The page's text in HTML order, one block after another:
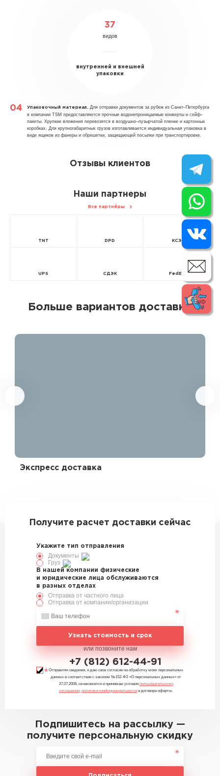
37
видов
внутренней и внешней
упаковки
Упаковочный материал.
Для отправки документов за рубеж из Санкт–Петербурга
в компании TSM предоставляются прочные водонепроницаемые конверты и сейф–
пакеты. Хрупкие вложения перевозятся в воздушно–пузырчатой пленке и картонных
коробках. Для крупногабаритных грузов изготавливается индивидуальная упаковка в
виде ящиков из фанеры и обрешетки, защищающей посылки при транспортировке.
Отзывы клиентов
Наши партнеры
Все партнёры
TNT DPD КСЭ
UPS СДЭК FedEx
Больше вариантов доставки
Экспресс доставка
Получите расчет доставки сейчас
Укажите тип отправления
Документы
Груз
В нашей компании физические
и юридические лица обслуживаются
в разных отделах
Отправка от частного лица
Отправка от компании/организации
Узнать стоимость и срок
или позвоните нам
+7 (812) 612-44-91
Отправляя сведения, я даю свое согласие на обработку моих персональных
данных в соответствии с законом №152-ФЗ «О персональных данных» от
27.07.2006, ознакомился и принимаю условия пользовательского
соглашения, политики конфиденциальности и договора оферты.
Подпишитесь на рассылку —
получите персональную скидку